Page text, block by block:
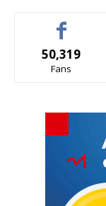
50,319
Fans